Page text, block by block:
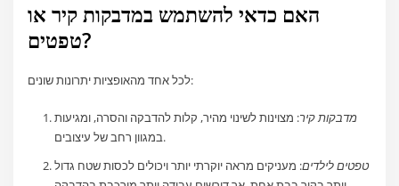
האם כדאי להשתמש במדבקות קיר או
טפטים?
לכל אחד מהאופציות יתרונות שונים:
מדבקות קיר: מצוינות לשינוי מהיר, קלות להדבקה והסרה, ומגיעות
במגוון רחב של עיצובים.
טפטים לילדים: מעניקים מראה יוקרתי יותר ויכולים לכסות שטח גדול